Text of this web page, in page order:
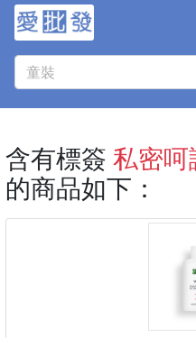
含有標簽 私密
的商品如下：